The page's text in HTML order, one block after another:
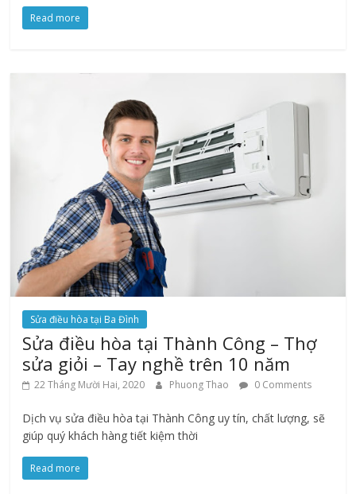
Read more
Sửa điều hòa tại Ba Đình
Sửa điều hòa tại Thành Công – Thợ
sửa giỏi – Tay nghề trên 10 năm
22 Tháng Mười Hai, 2020 Phuong Thao 0 Comments
Dịch vụ sửa điều hòa tại Thành Công uy tín, chất lượng, sẽ
giúp quý khách hàng tiết kiệm thời
Read more